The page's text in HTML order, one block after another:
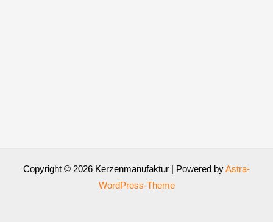
Copyright © 2026 Kerzenmanufaktur | Powered byAstra-
WordPress-Theme